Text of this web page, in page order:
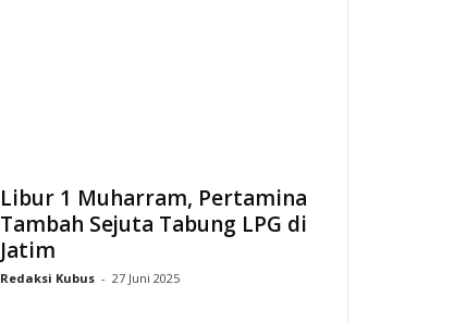
Libur 1 Muharram, Pertamina
Tambah Sejuta Tabung LPG di
Jatim
Redaksi Kubus - 27 Juni 2025